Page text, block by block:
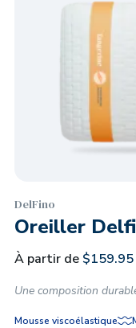
DelFino
Oreiller
À partir de $159.95
Une composition
Mousse viscoélastique